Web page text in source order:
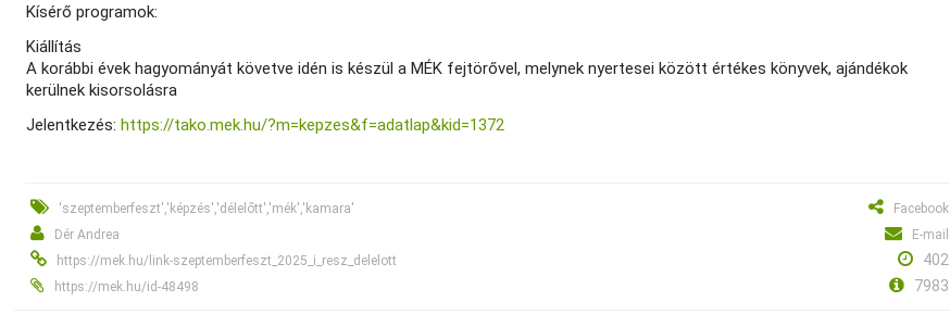
Kísérő programok:
Kiállítás
A korábbi évek hagyományát követve idén is készül a MÉK fejtörővel, melynek nyertesei között értékes könyvek, ajándékok
kerülnek kisorsolásra
Jelentkezés:https://tako.mek.hu/?m=kepzes&f=adatlap&kid=1372
'szeptemberfeszt','képzés','délelőtt','mék','kamara'
Facebook
Dér Andrea
E-mail
https://mek.hu/link-szeptemberfeszt_2025_i_resz_delelott
402
https://mek.hu/id-48498 7983